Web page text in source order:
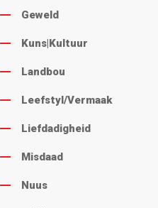
Geweld
Kuns|Kultuur
Landbou
Leefstyl/Vermaak
Liefdadigheid
Misdaad
Nuus